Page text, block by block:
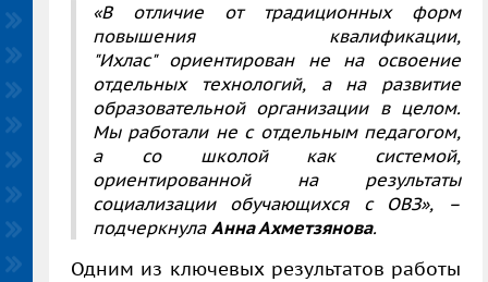
«В отличие от традиционных форм
повышения квалификации,
"Ихлас" ориентирован не на освоение
отдельных технологий, а на развитие
образовательной организации в целом.
Мы работали не с отдельным педагогом,
а со школой как системой,
ориентированной на результаты
социализации обучающихся с ОВЗ»,–
подчеркнула Анна Ахметзянова.
Одним из ключевых результатов работы